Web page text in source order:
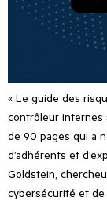
« Le guide des
contrôleur internes
de 90 pages qui a
d’adhérents et
Goldstein,
cybersécurité et